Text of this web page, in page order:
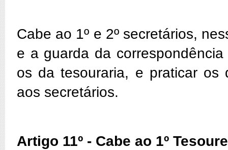
Cabe ao 1º e 2º secretários,
e a guarda da
os da tesouraria, e praticar os
aos secretários.
Artigo 11º - Cabe ao 1º